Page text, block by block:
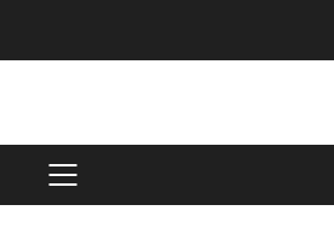
PRIMARY
MENU